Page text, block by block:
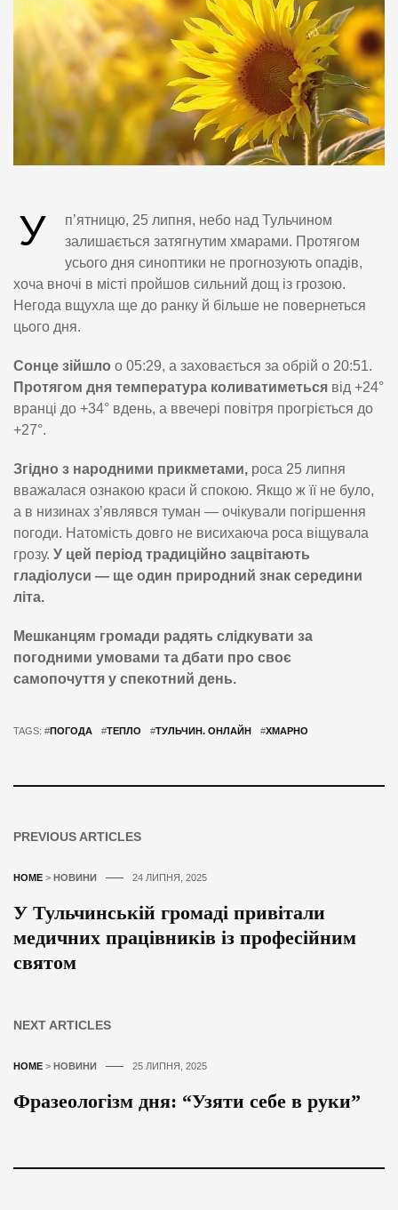
У
п’ятницю, 25 липня, небо над Тульчином
залишається затягнутим хмарами. Протягом
усього дня синоптики не прогнозують опадів,
хоча вночі в місті пройшов сильний дощ із грозою.
Негода вщухла ще до ранку й більше не повернеться
цього дня.
Сонце зійшло о 05:29, а заховається за обрій о 20:51.
Протягом дня температура коливатиметься від +24°
вранці до +34° вдень, а ввечері повітря прогріється до
+27°.
Згідно з народними прикметами, роса 25 липня
вважалася ознакою краси й спокою. Якщо ж її не було,
а в низинах з’являвся туман — очікували погіршення
погоди. Натомість довго не висихаюча роса віщувала
грозу. У цей період традиційно зацвітають
гладіолуси — ще один природний знак середини
літа.
Мешканцям громади радять слідкувати за
погодними умовами та дбати про своє
самопочуття у спекотний день.
TAGS: #ПОГОДА #ТЕПЛО #ТУЛЬЧИН. ОНЛАЙН #ХМАРНО
PREVIOUS ARTICLES
HOME > НОВИНИ 24 ЛИПНЯ, 2025
У Тульчинській громаді привітали
медичних працівників із професійним
святом
NEXT ARTICLES
HOME > НОВИНИ 25 ЛИПНЯ, 2025
Фразеологізм дня: “Узяти себе в руки”